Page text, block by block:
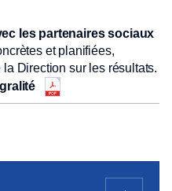
les partenaires sociaux
et planifiées,
Direction sur les résultats.